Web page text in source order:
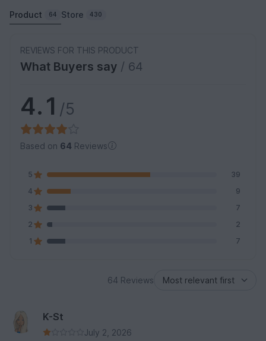
Product 64 Store 430
REVIEWS FOR THIS PRODUCT
What Buyers say / 64
4.1 /5
Based on 64 Reviews
5
39
4
9
3
7
2
2
1
7
64 Reviews
K-St
July 2, 2026